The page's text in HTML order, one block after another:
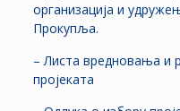
организација и
Прокупља.
– Листа вредновања и
пројеката